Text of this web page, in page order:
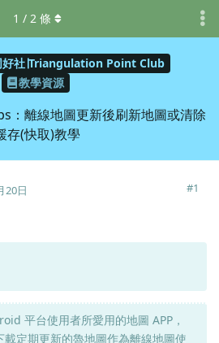
好社∣Triangulation Point Club
教學資源
：離線地圖更新後刷新地圖或清除
存(快取)教學
1 / 2 條
20日 #1
平台使用者所愛用的地圖 APP，
定期更新的魯地圖作為離線地圖使